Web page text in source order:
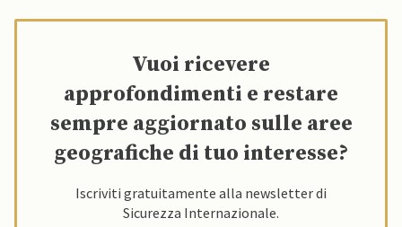
Vuoi ricevere
approfondimenti e restare
sempre aggiornato sulle aree
geografiche di tuo interesse?
Iscriviti gratuitamente alla newsletter di
Sicurezza Internazionale.